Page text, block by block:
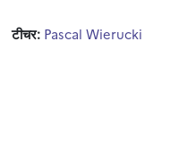
टीचर: Pascal Wierucki